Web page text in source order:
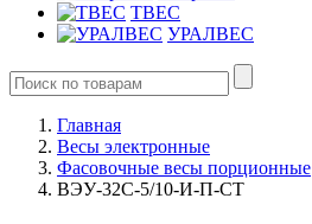
ТВЕС
УРАЛВЕС
Главная
Весы электронные
Фасовочные весы порционные
ВЭУ-32С-5/10-И-П-СТ